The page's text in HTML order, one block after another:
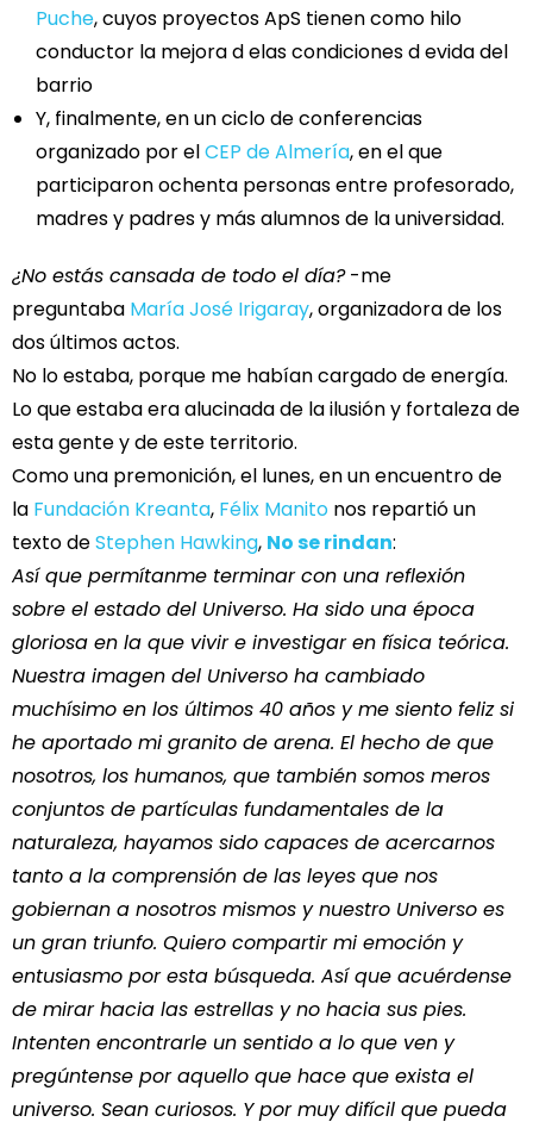
Puche, cuyos proyectos ApS tienen como hilo
conductor la mejora d elas condiciones d evida del
barrio
Y, finalmente, en un ciclo de conferencias
organizado por elCEP de Almería, en el que
participaron ochenta personas entre profesorado,
madres y padres y más alumnos de la universidad.
¿No estás cansada de todo el día?-me
preguntaba María José Irigaray, organizadora de los
dos últimos actos.
No lo estaba, porque me habían cargado de energía.
Lo que estaba era alucinada de la ilusión y fortaleza de
esta gente y de este territorio.
Como una premonición, el lunes, en un encuentro de
la Fundación Kreanta, Félix Manito nos repartió un
texto deStephen Hawking, No se rindan:
Así que permítanme terminar con una reflexión
sobre el estado del Universo. Ha sido una época
gloriosa en la que vivir e investigar en física teórica.
Nuestra imagen del Universo ha cambiado
muchísimo en los últimos 40 años y me siento feliz si
he aportado mi granito de arena. El hecho de que
nosotros, los humanos, que también somos meros
conjuntos de partículas fundamentales de la
naturaleza, hayamos sido capaces de acercarnos
tanto a la comprensión de las leyes que nos
gobiernan a nosotros mismos y nuestro Universo es
un gran triunfo. Quiero compartir mi emoción y
entusiasmo por esta búsqueda. Así que acuérdense
de mirar hacia las estrellas y no hacia sus pies.
Intenten encontrarle un sentido a lo que ven y
pregúntense por aquello que hace que exista el
universo. Sean curiosos. Y por muy difícil que pueda